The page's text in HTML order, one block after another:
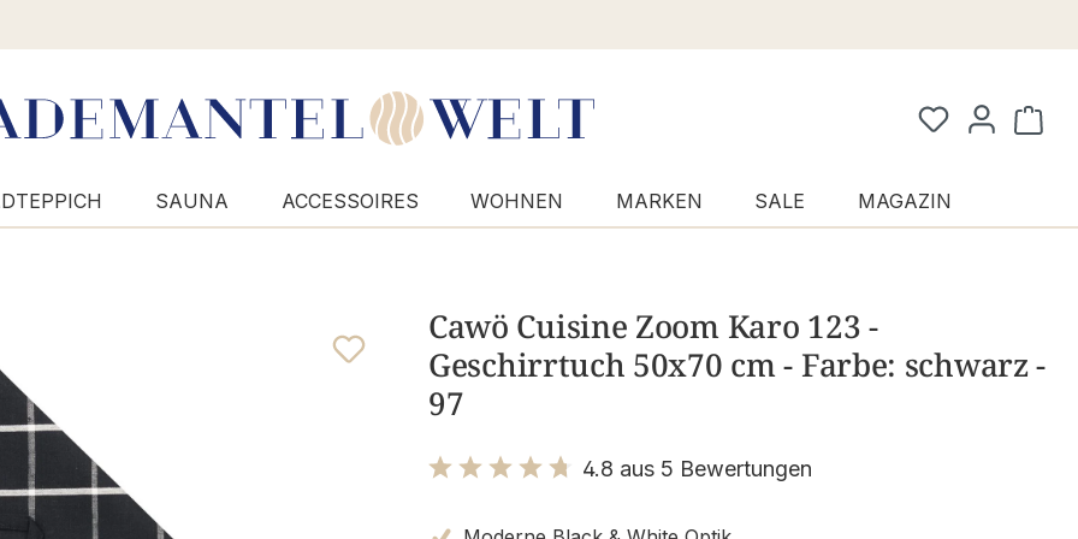
SAUNA ACCESSOIRES WOHNEN MARKEN SALE MAGAZIN
Cawö Cuisine Zoom Karo 123 -
Geschirrtuch 50x70 cm - Farbe: schwarz -
97
4.8 aus 5 Bewertungen